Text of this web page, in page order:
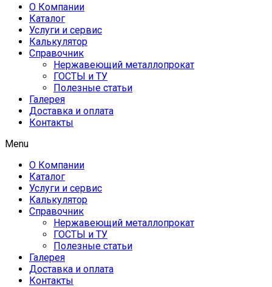
О Компании
Каталог
Услуги и сервис
Калькулятор
Справочник
Нержавеющий металлопрокат
ГОСТЫ и ТУ
Полезные статьи
Галерея
Доставка и оплата
Контакты
Menu
О Компании
Каталог
Услуги и сервис
Калькулятор
Справочник
Нержавеющий металлопрокат
ГОСТЫ и ТУ
Полезные статьи
Галерея
Доставка и оплата
Контакты